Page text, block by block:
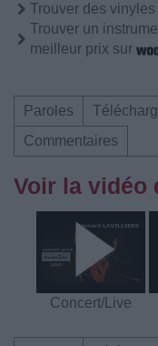
Trouver des
Trouver un
meilleur prix sur
Paroles
Commentaires
Voir la vidéo
Concert/Live